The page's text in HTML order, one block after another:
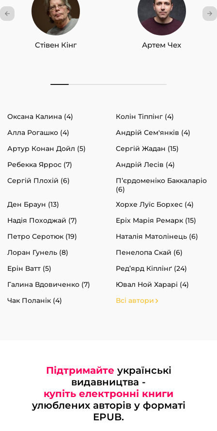
Стівен Кінг Артем Чех
Оксана Калина (4)
Колін Тіппінг (4)
Алла Рогашко (4)
Андрій Сем'янків (4)
Артур Конан Дойл (5)
Сергій Жадан (15)
Ребекка Яррос (7)
Андрій Лесів (4)
Сергій Плохій (6)
П’єрдоменіко Баккаларіо
(6)
Ден Браун (13)
Хорхе Луїс Борхес (4)
Надія Походжай (7)
Еріх Марія Ремарк (15)
Петро Серотюк (19)
Наталія Матолінець (6)
Лоран Гунель (8)
Пенелопа Скай (6)
Ерін Ватт (5)
Ред’ярд Кіплінґ (24)
Галина Вдовиченко (7)
Ювал Ной Харарі (4)
Чак Поланік (4)
Всі автори
Підтримайте українські
видавництва -
купіть електронні книги
улюблених авторів у форматі
EPUB.